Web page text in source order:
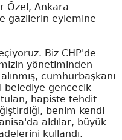
Özel, Ankara
gazilerin eylemine
Biz CHP'de
yönetiminden
cumhurbaşkanı
belediye gencecik
hapiste tehdit
benim kendi
aldılar, büyük
kullandı.